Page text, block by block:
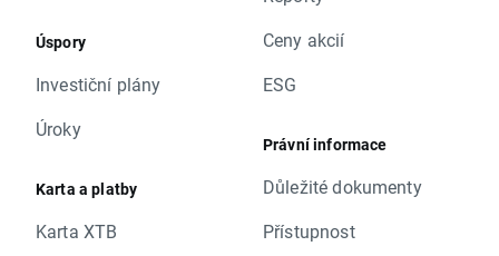
Úspory
Investiční plány
Úroky
Karta a platby
Karta XTB
Ceny akcií
ESG
Právní informace
Důležité dokumenty
Přístupnost